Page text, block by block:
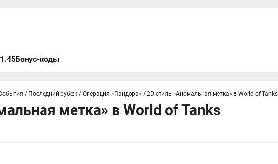
Бонус-коды
/ Последний рубеж / Операция «Пандора» / 2D-стиль «Аномальная метка» в World of Tanks
метка» в World of Tanks